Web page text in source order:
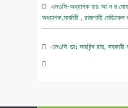
এনওসি-অধ্যাপক ডাঃ আ ন ম
অধ্যাপক,সার্জারী , রাজশাহী
এনওসি-ডাঃ অরবিন্দ রায়,